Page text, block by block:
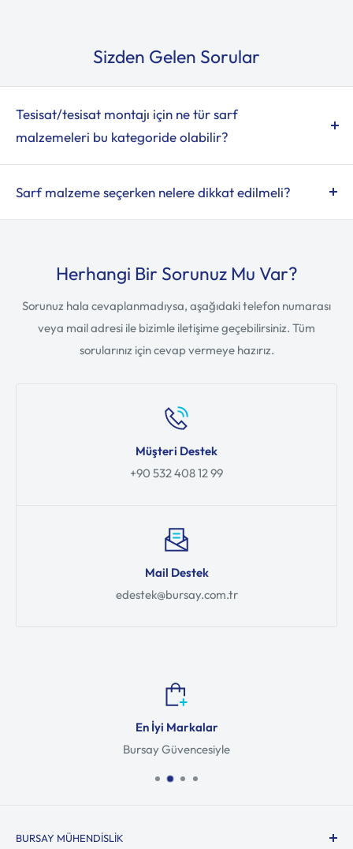
Sizden Gelen Sorular
Tesisat/tesisat montajı için ne tür sarf
malzemeleri bu kategoride olabilir?
Conta, kelepçe, bağlantı elemaneleri için contalar, montaj
için gerekli küçük yedek malzemeler, sızdırmazlık
Sarf malzeme seçerken nelere dikkat edilmeli?
İşin niteliğine göre — malzemenin kullanım amacı,
göz önünde bulundurulmalı. Ayrıca montaj kolaylığı,
sızdırmazlık ve kalite önemli kriterlerdir.
Herhangi Bir Sorunuz Mu Var?
Sorunuz hala cevaplanmadıysa, aşağıdaki telefon numarası
veya mail adresi ile bizimle iletişime geçebilirsiniz. Tüm
sorularınız için cevap vermeye hazırız.
Müşteri Destek
+90 532 408 12 99
Mail Destek
edestek@bursay.com.tr
En İyi Markalar
Bursay Güvencesiyle
BURSAY MÜHENDISLIK